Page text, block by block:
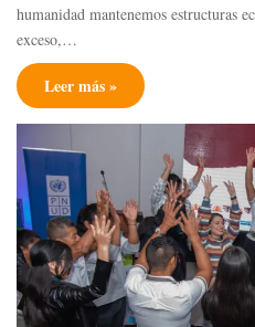
humanidad mantenemos estructuras
exceso,…
Leer más »